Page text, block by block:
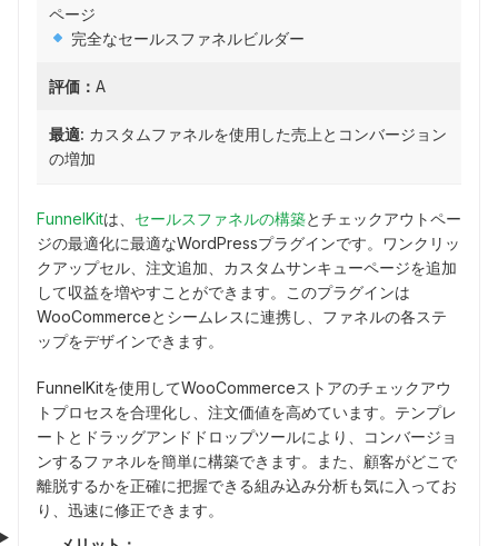
ページ
完全なセールスファネルビルダー
評価： A
最適: カスタムファネルを使用した売上とコンバージョン
の増加
FunnelKitは、 セールスファネルの構築とチェックアウトペー
ジの最適化に最適なWordPressプラグインです。ワンクリッ
クアップセル、注文追加、カスタムサンキューページを追加
して収益を増やすことができます。このプラグインは
WooCommerceとシームレスに連携し、ファネルの各ステ
ップをデザインできます。
FunnelKitを使用してWooCommerceストアのチェックアウ
トプロセスを合理化し、注文価値を高めています。テンプレ
ートとドラッグアンドドロップツールにより、コンバージョ
ンするファネルを簡単に構築できます。また、顧客がどこで
離脱するかを正確に把握できる組み込み分析も気に入ってお
り、迅速に修正できます。